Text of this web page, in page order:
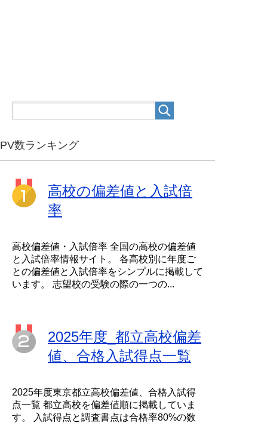
PV数ランキング
高校の偏差値と入試倍
率
高校偏差値・入試倍率 全国の高校の偏差値
と入試倍率情報サイト。 各高校別に年度ご
との偏差値と入試倍率をシンプルに掲載して
います。 志望校の受験の際の一つの...
2025年度_都立高校偏差
値、合格入試得点一覧
2025年度東京都立高校偏差値、合格入試得
点一覧 都立高校を偏差値順に掲載していま
す。 入試得点と調査書点は合格率80%の数